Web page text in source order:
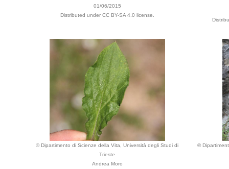
01/06/2015
Distributed under CC BY-SA 4.0 license.
© Dipartimento di Scienze della Vita, Università degli Studi di
Trieste
Andrea Moro
©